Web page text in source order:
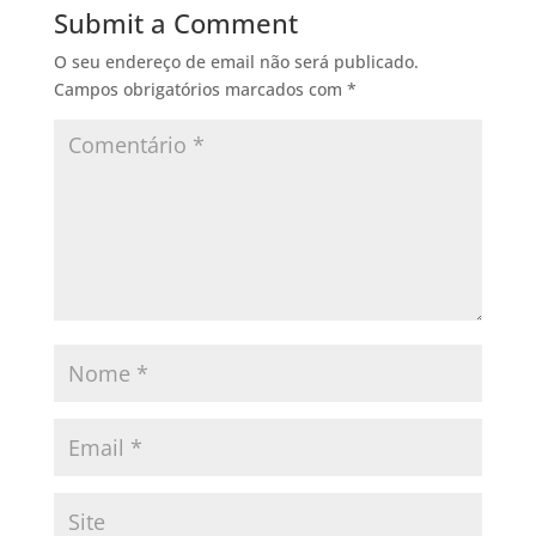
o
k
n
Submit a Comment
O seu endereço de email não será publicado.
Campos obrigatórios marcados com *